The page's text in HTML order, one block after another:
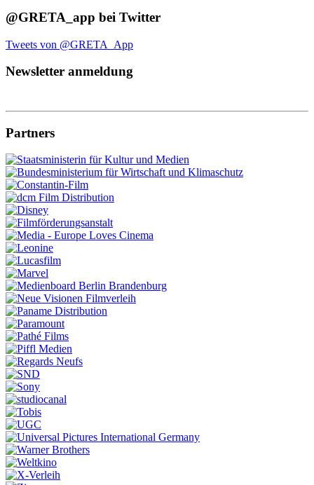
@GRETA_app bei Twitter
Tweets von @GRETA_App
Newsletter anmeldung
Partners